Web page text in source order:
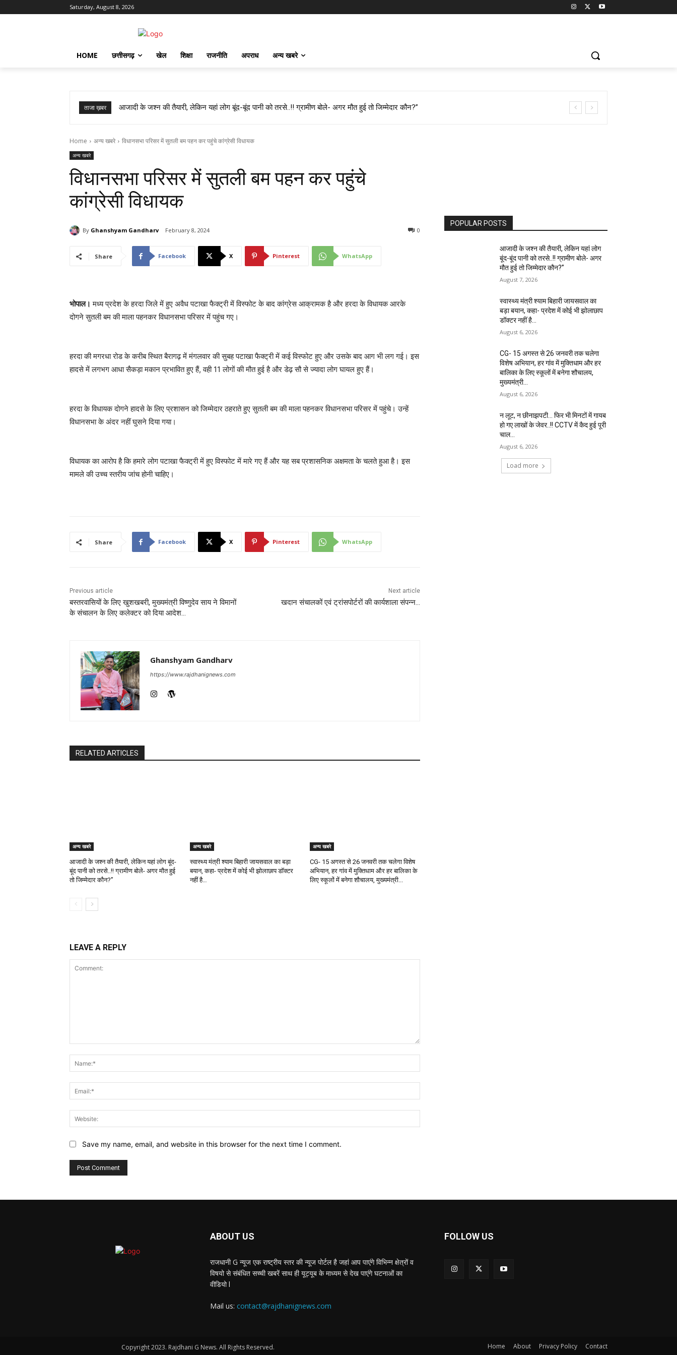
Saturday, August 8, 2026
HOME छत्तीसगढ़ खेल शिक्षा राजनीति अपराध अन्य खबरे
ताजा ख़बर आजादी के जश्न की तैयारी, लेकिन यहां लोग बूंद-बूंद पानी को तरसे..!! ग्रामीण बोले- अगर मौत हुई तो जिम्मेदार कौन?”
Home अन्य खबरे विधानसभा परिसर में सुतली बम पहन कर पहुंचे कांग्रेसी विधायक
अन्य खबरे
विधानसभा परिसर में सुतली बम पहन कर पहुंचे
कांग्रेसी विधायक
By Ghanshyam Gandharv February 8, 2024 0
Share Facebook X Pinterest WhatsApp
भोपाल। मध्य प्रदेश के हरदा जिले में हुए अवैध पटाखा फैक्ट्री में विस्फोट के बाद कांग्रेस आक्रामक है और हरदा के विधायक आरके
दोगने सुतली बम की माला पहनकर विधानसभा परिसर में पहुंच गए।
हरदा की मगरधा रोड के करीब स्थित बैरागढ़ में मंगलवार की सुबह पटाखा फैक्ट्री में कई विस्फोट हुए और उसके बाद आग भी लग गई। इस
हादसे में लगभग आधा सैकड़ा मकान प्रभावित हुए हैं, वही 11 लोगों की मौत हुई है और डेढ़ सौ से ज्यादा लोग घायल हुए हैं।
हरदा के विधायक दोगने हादसे के लिए प्रशासन को जिम्मेदार ठहराते हुए सुतली बम की माला पहनकर विधानसभा परिसर में पहुंचे। उन्हें
विधानसभा के अंदर नहीं घुसने दिया गया।
विधायक का आरोप है कि हमारे लोग पटाखा फैक्ट्री में हुए विस्फोट में मारे गए हैं और यह सब प्रशासनिक अक्षमता के चलते हुआ है। इस
मामले की उच्च स्तरीय जांच होनी चाहिए।
Share Facebook X Pinterest WhatsApp
Previous article
बस्तरवासियों के लिए खुशखबरी, मुख्यमंत्री विष्णुदेव साय ने विमानों
के संचालन के लिए कलेक्टर को दिया आदेश…
Next article
खदान संचालकों एवं ट्रांसपोर्टरों की कार्यशाला संपन्न…
Ghanshyam Gandharv
https://www.rajdhanignews.com
RELATED ARTICLES
अन्य खबरे
आजादी के जश्न की तैयारी, लेकिन यहां लोग बूंद-
बूंद पानी को तरसे..!! ग्रामीण बोले- अगर मौत हुई
तो जिम्मेदार कौन?”
अन्य खबरे
स्वास्थ्य मंत्री श्याम बिहारी जायसवाल का बड़ा
बयान, कहा- प्रदेश में कोई भी झोलाछाप डॉक्टर
नहीं है…
अन्य खबरे
CG- 15 अगस्त से 26 जनवरी तक चलेगा विशेष
अभियान, हर गांव में मुक्तिधाम और हर बालिका के
लिए स्कूलों में बनेगा शौचालय, मुख्यमंत्री...
LEAVE A REPLY
Save my name, email, and website in this browser for the next time I comment.
POPULAR POSTS
आजादी के जश्न की तैयारी, लेकिन यहां लोग
बूंद-बूंद पानी को तरसे..!! ग्रामीण बोले- अगर
मौत हुई तो जिम्मेदार कौन?”
August 7, 2026
स्वास्थ्य मंत्री श्याम बिहारी जायसवाल का
बड़ा बयान, कहा- प्रदेश में कोई भी झोलाछाप
डॉक्टर नहीं है…
August 6, 2026
CG- 15 अगस्त से 26 जनवरी तक चलेगा
विशेष अभियान, हर गांव में मुक्तिधाम और हर
बालिका के लिए स्कूलों में बनेगा शौचालय,
मुख्यमंत्री...
August 6, 2026
न लूट, न छीनाझपटी… फिर भी मिनटों में गायब
हो गए लाखों के जेवर..!! CCTV में कैद हुई पूरी
चाल…
August 6, 2026
Load more
ABOUT US
राजधानी G न्यूज एक राष्ट्रीय स्तर की न्यूज पोर्टल है जहां आप पाएंगे विभिन्न क्षेत्रों व
विषयो से संबंधित सच्ची खबरें साथ ही यूट्यूब के माध्यम से देख पाएंगे घटनाओं का
वीडियो l
Mail us: contact@rajdhanignews.com
FOLLOW US
Copyright 2023. Rajdhani G News. All Rights Reserved. Home About Privacy Policy Contact